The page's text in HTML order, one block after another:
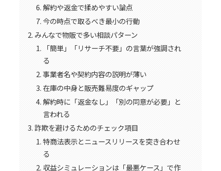
解約や返金で揉めやすい論点
今の時点で取るべき最小の行動
みんなで物販で多い相談パターン
「簡単」「リサーチ不要」の言葉が強調され
る
事業者名や契約内容の説明が薄い
在庫の中身と販売難易度のギャップ
解約時に「返金なし」「別の同意が必要」と
言われる
詐欺を避けるためのチェック項目
特商法表示とニュースリリースを突き合わせ
る
収益シミュレーションは「最悪ケース」で作